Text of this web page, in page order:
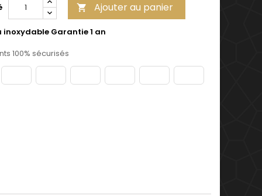
 Ajouter au panier
inoxydable Garantie 1 an
100% sécurisés